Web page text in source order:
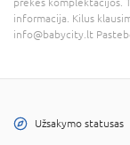
prekės komplektacijos.
informacija. Kilus
info@babycity.lt
Užsakymo statusas